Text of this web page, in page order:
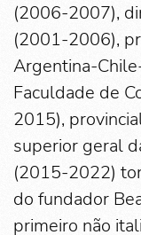
(2006-2007),
(2001-2006),
Argentina-
Faculdade de
2015),
superior geral
(2015-2022)
do fundador
primeiro não